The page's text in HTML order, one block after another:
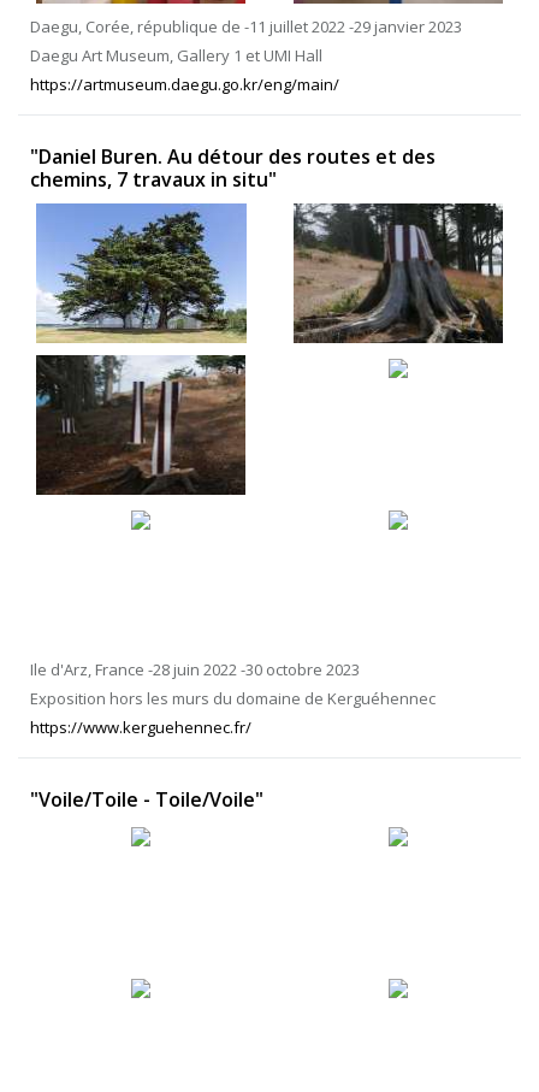
Daegu, Corée, république de -11 juillet 2022 -29 janvier 2023
Daegu Art Museum, Gallery 1 et UMI Hall
https://artmuseum.daegu.go.kr/eng/main/
"Daniel Buren. Au détour des routes et des
chemins, 7 travaux in situ"
Ile d'Arz, France -28 juin 2022 -30 octobre 2023
Exposition hors les murs du domaine de Kerguéhennec
https://www.kerguehennec.fr/
"Voile/Toile - Toile/Voile"